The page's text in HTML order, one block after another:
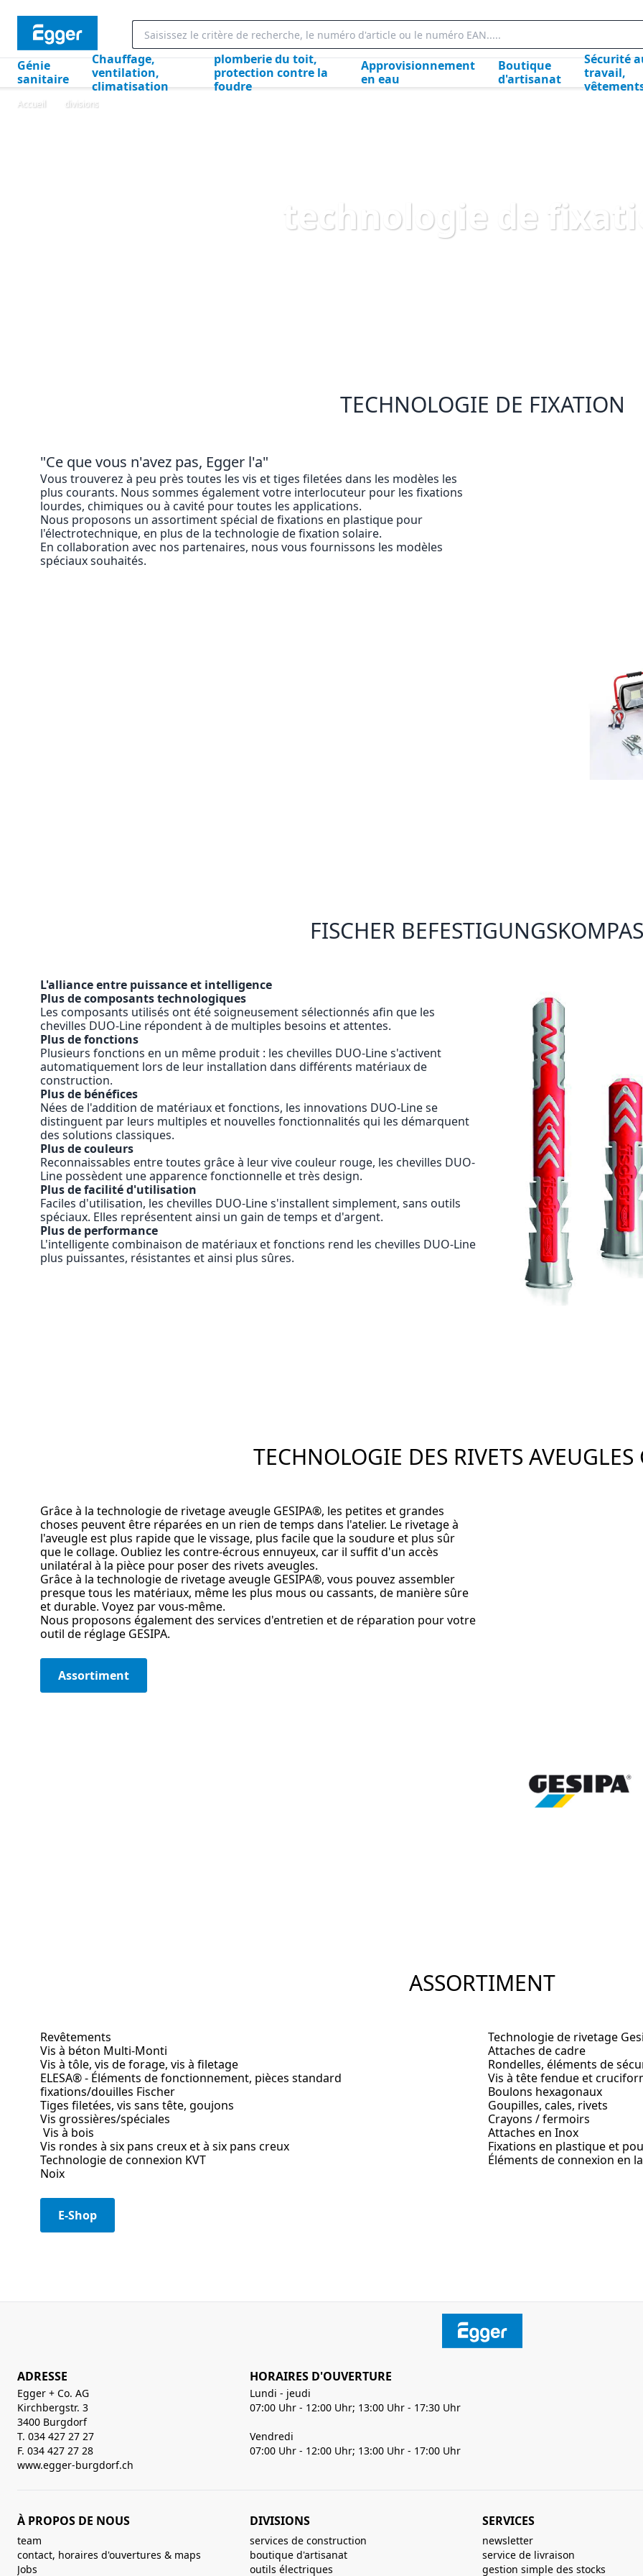
Génie
sanitaire
Chauffage,
ventilation,
climatisation
plomberie du toit,
protection contre la
foudre
Approvisionnement
en eau
Boutique
d'artisanat
Sécurité
travail,
Accueil divisions
technologie de
TECHNOLOGIE DE FIXATION
"Ce que vous n'avez pas, Egger l'a"
Vous trouverez à peu près toutes les vis et tiges filetées dans les modèles les
plus courants. Nous sommes également votre interlocuteur pour les fixations
lourdes, chimiques ou à cavité pour toutes les applications.
Nous proposons un assortiment spécial de fixations en plastique pour
l'électrotechnique, en plus de la technologie de fixation solaire.
En collaboration avec nos partenaires, nous vous fournissons les modèles
spéciaux souhaités.
FISCHER
L'alliance entre puissance et intelligence
Plus de composants technologiques
Les composants utilisés ont été soigneusement sélectionnés afin que les
chevilles DUO-Line répondent à de multiples besoins et attentes.
Plus de fonctions
Plusieurs fonctions en un même produit : les chevilles DUO-Line s'activent
automatiquement lors de leur installation dans différents matériaux de
construction.
Plus de bénéfices
Nées de l'addition de matériaux et fonctions, les innovations DUO-Line se
distinguent par leurs multiples et nouvelles fonctionnalités qui les démarquent
des solutions classiques.
Plus de couleurs
Reconnaissables entre toutes grâce à leur vive couleur rouge, les chevilles DUO-
Line possèdent une apparence fonctionnelle et très design.
Plus de facilité d'utilisation
Faciles d'utilisation, les chevilles DUO-Line s'installent simplement, sans outils
spéciaux. Elles représentent ainsi un gain de temps et d'argent.
Plus de performance
L'intelligente combinaison de matériaux et fonctions rend les chevilles DUO-Line
plus puissantes, résistantes et ainsi plus sûres.
TECHNOLOGIE DES RIVETS AVEUGLES
Grâce à la technologie de rivetage aveugle GESIPA®, les petites et grandes
choses peuvent être réparées en un rien de temps dans l'atelier. Le rivetage à
l'aveugle est plus rapide que le vissage, plus facile que la soudure et plus sûr
que le collage. Oubliez les contre-écrous ennuyeux, car il suffit d'un accès
unilatéral à la pièce pour poser des rivets aveugles.
Grâce à la technologie de rivetage aveugle GESIPA®, vous pouvez assembler
presque tous les matériaux, même les plus mous ou cassants, de manière sûre
et durable. Voyez par vous-même.
Nous proposons également des services d'entretien et de réparation pour votre
outil de réglage GESIPA.
Assortiment
ASSORTIMENT
Revêtements
Vis à béton Multi-Monti
Vis à tôle, vis de forage, vis à filetage
ELESA® - Éléments de fonctionnement, pièces standard
fixations/douilles Fischer
Tiges filetées, vis sans tête, goujons
Vis grossières/spéciales
Vis à bois
Vis rondes à six pans creux et à six pans creux
Technologie de connexion KVT
Noix
E-Shop
Technologie de rivetage
Attaches de cadre
Rondelles, éléments de
Vis à tête fendue et
Boulons hexagonaux
Goupilles, cales, rivets
Crayons / fermoirs
Attaches en Inox
Fixations en plastique et
Éléments de connexion en
ADRESSE
Egger + Co. AG
Kirchbergstr. 3
3400 Burgdorf
T. 034 427 27 27
F. 034 427 27 28
www.egger-burgdorf.ch
HORAIRES D'OUVERTURE
Lundi - jeudi
07:00 Uhr - 12:00 Uhr; 13:00 Uhr - 17:30 Uhr
Vendredi
07:00 Uhr - 12:00 Uhr; 13:00 Uhr - 17:00 Uhr
À PROPOS DE NOUS
team
contact, horaires d'ouvertures & maps
Jobs
DIVISIONS
services de construction
boutique d'artisanat
outils électriques
SERVICES
newsletter
service de livraison
gestion simple des stocks